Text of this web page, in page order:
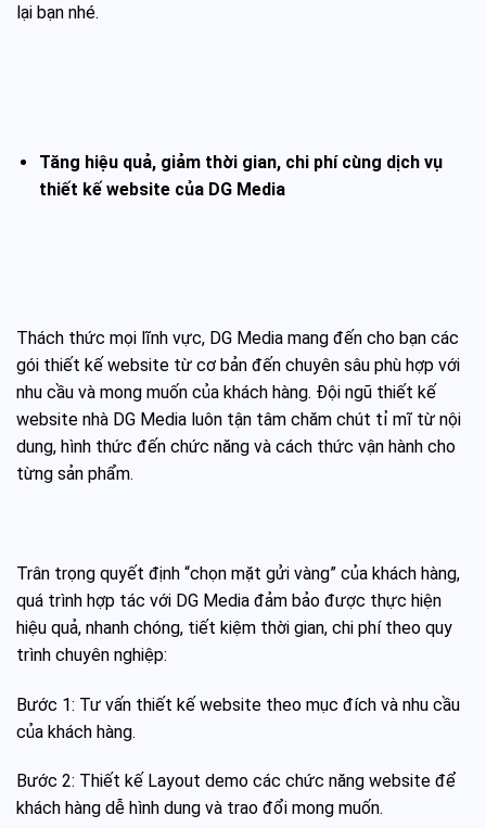
lại bạn nhé.
Tăng hiệu quả, giảm thời gian, chi phí cùng dịch vụ
thiết kế website của DG Media
Thách thức mọi lĩnh vực, DG Media mang đến cho bạn các
gói thiết kế website từ cơ bản đến chuyên sâu phù hợp với
nhu cầu và mong muốn của khách hàng. Đội ngũ thiết kế
website nhà DG Media luôn tận tâm chăm chút tỉ mĩ từ nội
dung, hình thức đến chức năng và cách thức vận hành cho
từng sản phẩm.
Trân trọng quyết định “chọn mặt gửi vàng” của khách hàng,
quá trình hợp tác với DG Media đảm bảo được thực hiện
hiệu quả, nhanh chóng, tiết kiệm thời gian, chi phí theo quy
trình chuyên nghiệp:
Bước 1: Tư vấn thiết kế website theo mục đích và nhu cầu
của khách hàng.
Bước 2: Thiết kế Layout demo các chức năng website để
khách hàng dễ hình dung và trao đổi mong muốn.